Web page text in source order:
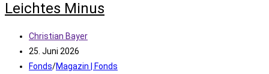
Leichtes Minus
Beitrags-
Autor:
Christian Bayer
Beitrag
veröffentlicht:
25. Juni 2026
Beitrags-
Fonds/Magazin | Fonds